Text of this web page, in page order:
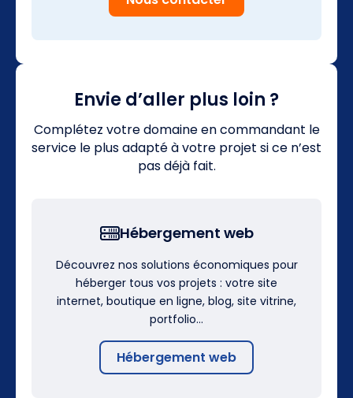
Envie d’aller plus loin ?
Complétez votre domaine en commandant le
service le plus adapté à votre projet si ce n’est
pas déjà fait.
Hébergement web
Découvrez nos solutions économiques pour
héberger tous vos projets : votre site
internet, boutique en ligne, blog, site vitrine,
portfolio…
Hébergement web